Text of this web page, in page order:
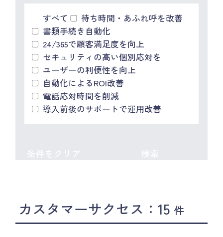
すべて
待ち時間・あふれ呼を改善
書類手続き自動化
24/365で顧客満足度を向上
セキュリティの高い個別応対を
ユーザーの利便性を向上
自動化によるROI改善
電話応対時間を削減
導入前後のサポートで運用改善
条件をクリア 検索
カスタマーサクセス：15 件